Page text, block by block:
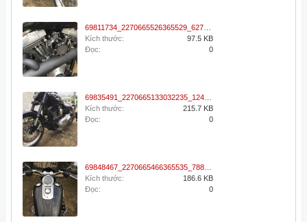
Kích thước:
97.5 KB
Đọc:
0
Kích thước:
215.7 KB
Đọc:
0
Kích thước:
186.6 KB
Đọc:
0